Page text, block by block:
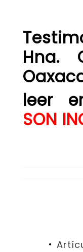
Hna.
leer
SON